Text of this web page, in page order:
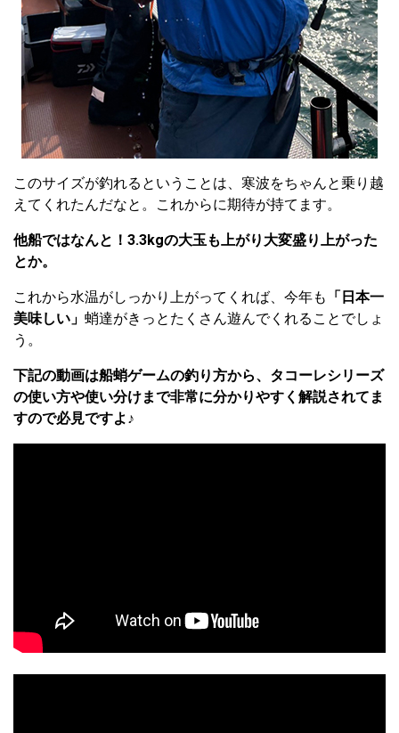
このサイズが釣れるということは、寒波をちゃんと乗り越
えてくれたんだなと。これからに期待が持てます。
他船ではなんと！3.3kgの大玉も上がり大変盛り上がった
とか。
これから水温がしっかり上がってくれば、今年も 「日本一
美味しい」 蛸達がきっとたくさん遊んでくれることでしょ
う。
下記の動画は船蛸ゲームの釣り方から、タコーレシリーズ
の使い方や使い分けまで非常に分かりやすく解説されてま
すので必見ですよ♪